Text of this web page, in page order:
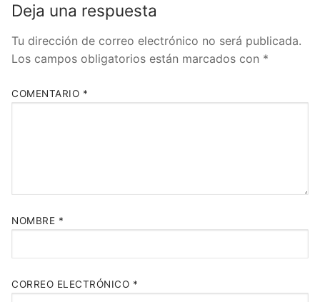
Deja una respuesta
Tu dirección de correo electrónico no será publicada.
Los campos obligatorios están marcados con *
COMENTARIO *
NOMBRE *
CORREO ELECTRÓNICO *